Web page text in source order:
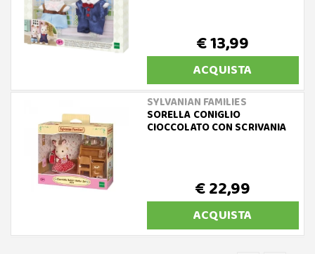
€ 13,99
ACQUISTA
SYLVANIAN FAMILIES
SORELLA CONIGLIO
CIOCCOLATO CON SCRIVANIA
€ 22,99
ACQUISTA